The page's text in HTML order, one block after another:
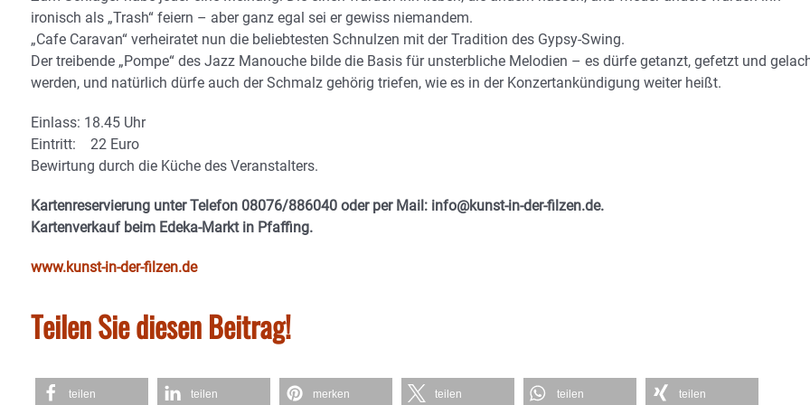
ironisch als „Trash“ feiern – aber ganz egal sei er gewiss niemandem.
„Cafe Caravan“ verheiratet nun die beliebtesten Schnulzen mit der Tradition des Gypsy-Swing.
Der treibende „Pompe“ des Jazz Manouche bilde die Basis für unsterbliche Melodien – es dürfe getanzt, gefetzt und
werden, und natürlich dürfe auch der Schmalz gehörig triefen, wie es in der Konzertankündigung weiter heißt.
Einlass: 18.45 Uhr
Eintritt: 22 Euro
Bewirtung durch die Küche des Veranstalters.
Kartenreservierung unter Telefon 08076/886040 oder per Mail: info@kunst-in-der-filzen.de.
Kartenverkauf beim Edeka-Markt in Pfaffing.
www.kunst-in-der-filzen.de
Teilen Sie diesen Beitrag!
teilen teilen merken teilen teilen teilen